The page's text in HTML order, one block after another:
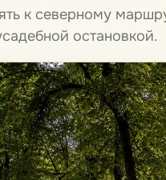
к северному
остановкой.